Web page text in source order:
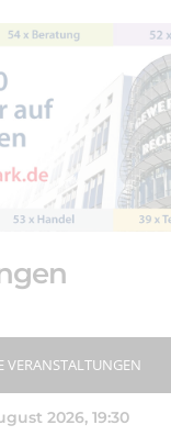
VERANSTALTUNGEN
2026, 19:30